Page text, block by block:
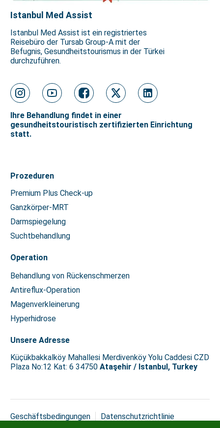
Istanbul Med Assist
Istanbul Med Assist ist ein registriertes
Reisebüro der Tursab Group-A mit der
Befugnis, Gesundheitstourismus in der Türkei
durchzuführen.
Ihre Behandlung findet in einer
gesundheitstouristisch zertifizierten Einrichtung
statt.
Prozeduren
Premium Plus Check-up
Ganzkörper-MRT
Darmspiegelung
Suchtbehandlung
Operationㅤ
Behandlung von Rückenschmerzen
Antireflux-Operation
Magenverkleinerung
Hyperhidrose
Unsere Adresse
Küçükbakkalköy Mahallesi Merdivenköy Yolu Caddesi CZD
Plaza No:12 Kat: 6 34750 Ataşehir / Istanbul, Turkey
Geschäftsbedingungen
Datenschutzrichtlinie